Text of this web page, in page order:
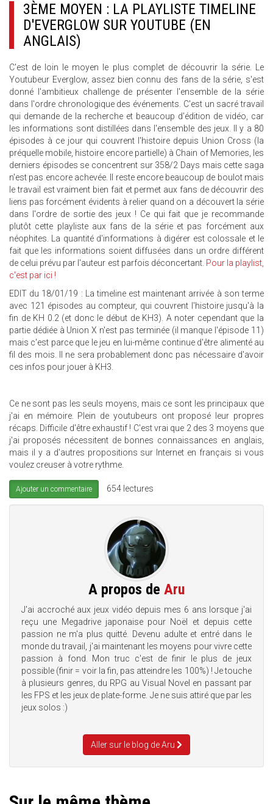
3ÈME MOYEN : LA PLAYLISTE TIMELINE
D'EVERGLOW SUR YOUTUBE (EN
ANGLAIS)
C'est de loin le moyen le plus complet de découvrir la série. Le
Youtubeur Everglow, assez bien connu des fans de la série, s'est
donné l'ambitieux challenge de présenter l'ensemble de la série
dans l'ordre chronologique des événements. C'est un sacré travail
qui demande de la recherche et beaucoup d'édition de vidéo, car
les informations sont distillées dans l'ensemble des jeux. Il y a 80
épisodes à ce jour qui couvrent l'histoire depuis Union Cross (la
préquelle mobile, histoire encore partielle) à Chain of Memories, les
derniers épisodes se concentrent sur 358/2 Days mais cette saga
n'est pas encore achevée. Il reste encore beaucoup de boulot mais
le travail est vraiment bien fait et permet aux fans de découvrir des
liens pas forcément évidents à relier quand on a découvert la série
dans l'ordre de sortie des jeux ! Ce qui fait que je recommande
plutôt cette playliste aux fans de la série et pas forcément aux
néophites. La quantité d'informations à digérer est colossale et le
fait que les informations soient diffusées dans un ordre différent
de celui prévu par l'auteur est parfois déconcertant. Pour la playlist,
c'est par ici !
EDIT du 18/01/19 : La timeline est maintenant arrivée à son terme
avec 121 épisodes au compteur, qui couvrent l'histoire jusqu'à la
fin de KH 0.2 (et donc le début de KH3). A noter cependant que la
partie dédiée à Union X n'est pas terminée (il manque l'épisode 11)
mais c'est parce que le jeu en lui-même continue d'être alimenté au
fil des mois. Il ne sera probablement donc pas nécessaire d'avoir
ces infos pour jouer à KH3.
Ce ne sont pas les seuls moyens, mais ce sont les principaux que
j'ai en mémoire. Plein de youtubeurs ont proposé leur propres
récaps. Difficile d'être exhaustif ! C'est vrai que 2 des 3 moyens que
j'ai proposés nécessitent de bonnes connaissances en anglais,
mais il y a d'autres propositions sur Internet en français si vous
voulez creuser à votre rythme.
Ajouter un commentaire 654 lectures
A propos de Aru
J'ai accroché aux jeux vidéo depuis mes 6 ans lorsque j'ai
reçu une Megadrive japonaise pour Noël et depuis cette
passion ne m'a plus quitté. Devenu adulte et entré dans le
monde du travail, j'ai maintenant les moyens pour vivre cette
passion à fond. Mon truc c'est de finir le plus de jeux
possible (finir = voir la fin, pas atteindre les 100%) ! Je touche
à plusieurs genres, du RPG au Visual Novel en passant par
les FPS et les jeux de plate-forme. Je ne suis attiré que par les
jeux solos :)
Aller sur le blog de Aru